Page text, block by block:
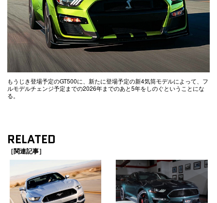
もうじき登場予定のGT500に、新たに登場予定の新4気筒モデルによって、フ
ルモデルチェンジ予定までの2026年までのあと5年をしのぐということにな
る。
RELATED
［関連記事］